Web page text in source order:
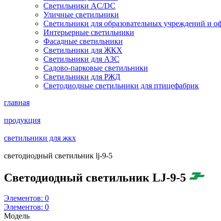
Светильники AC/DC
Уличные светильники
Светильники для образовательных учреждений и
Интерьерные светильники
Фасадные светильники
Светильники для ЖКХ
Светильники для АЗС
Садово-парковые светильники
Светильники для РЖД
Светодиодные светильники для птицефабрик
главная
продукция
светильники для жкх
светодиодный светильник lj-9-5
Светодиодный светильник LJ-9-5
Элементов: 0
Элементов: 0
Модель